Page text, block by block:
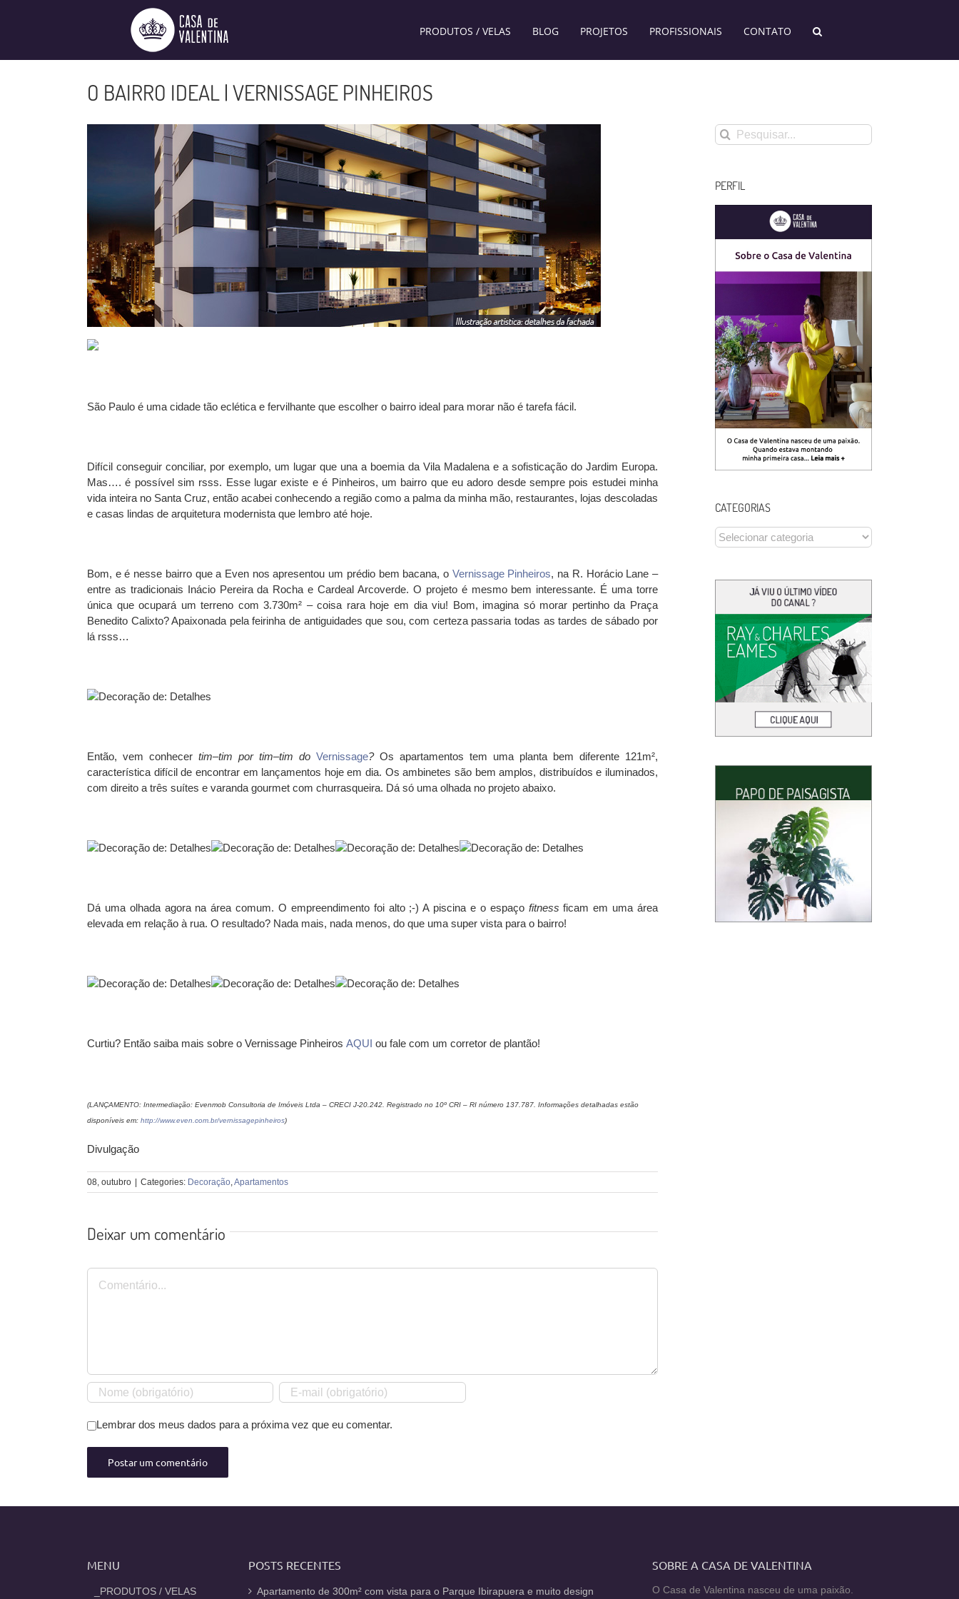
PRODUTOS / VELAS BLOG PROJETOS PROFISSIONAIS CONTATO
O BAIRRO IDEAL | VERNISSAGE PINHEIROS
São Paulo é uma cidade tão eclética e fervilhante que escolher o bairro ideal para morar não é tarefa fácil.
Difícil conseguir conciliar, por exemplo, um lugar que una a boemia da Vila Madalena e a sofisticação do Jardim Europa.
Mas…. é possível sim rsss. Esse lugar existe e é Pinheiros, um bairro que eu adoro desde sempre pois estudei minha
vida inteira no Santa Cruz, então acabei conhecendo a região como a palma da minha mão, restaurantes, lojas descoladas
e casas lindas de arquitetura modernista que lembro até hoje.
Bom, e é nesse bairro que a Even nos apresentou um prédio bem bacana, o Vernissage Pinheiros, na R. Horácio Lane –
entre as tradicionais Inácio Pereira da Rocha e Cardeal Arcoverde. O projeto é mesmo bem interessante. É uma torre
única que ocupará um terreno com 3.730m² – coisa rara hoje em dia viu! Bom, imagina só morar pertinho da Praça
Benedito Calixto? Apaixonada pela feirinha de antiguidades que sou, com certeza passaria todas as tardes de sábado por
lá rsss…
Então, vem conhecer tim–tim por tim–tim do Vernissage?Os apartamentos tem uma planta bem diferente 121m²,
característica difícil de encontrar em lançamentos hoje em dia. Os ambinetes são bem amplos, distribuídos e iluminados,
com direito a três suítes e varanda gourmet com churrasqueira. Dá só uma olhada no projeto abaixo.
Dá uma olhada agora na área comum. O empreendimento foi alto ;-) A piscina e o espaço fitness ficam em uma área
elevada em relação à rua. O resultado? Nada mais, nada menos, do que uma super vista para o bairro!
Curtiu? Então saiba mais sobre o Vernissage Pinheiros AQUI ou fale com um corretor de plantão!
(LANÇAMENTO: Intermediação: Evenmob Consultoria de Imóveis Ltda – CRECI J-20.242. Registrado no 10º CRI – RI número 137.787. Informações detalhadas estão
disponíveis em: http://www.even.com.br/vernissagepinheiros)
Divulgação
08, outubro Categories: Decoração,Apartamentos
Deixar um comentário
Comentário
Lembrar dos meus dados para a próxima vez que eu comentar.
Buscar
resultados
PERFIL
CATEGORIAS
CATEGORIAS
MENU
_PRODUTOS / VELAS
POSTS RECENTES
Apartamento de 300m² com vista para o Parque Ibirapuera e muito design
SOBRE A CASA DE VALENTINA
O Casa de Valentina nasceu de uma paixão.